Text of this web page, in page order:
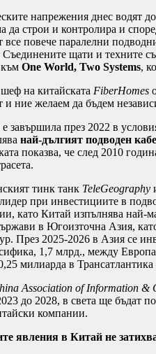
напрежения днес водят
да строи и контролира и
все повече паралелни
Съединените щати и техните
One World, Two Systems,
на китайската FiberHomes
и ние желаем да бъдем
е завършила през 2022 в
най-дългият подводен
показва, че след 2010
тинк танк TeleGeography
при инвестициите в
като Китай изпълнява най-
в Югоизточна Азия,
През 2025-2026 в Азия се
1,7 млрд., между
милиарда в
Association of Information &
до 2028, в света ще бъдат
компании.
явления в Китай не